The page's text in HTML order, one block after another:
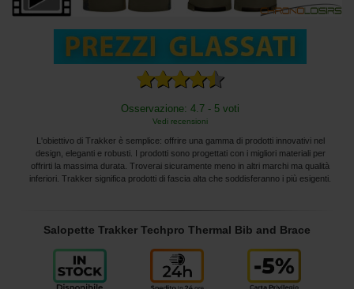
Osservazione: 4.7 - 5 voti
Vedi recensioni
L'obiettivo di Trakker è semplice: offrire una gamma di prodotti innovativi nel
design, eleganti e robusti. I prodotti sono progettati con i migliori materiali per
offrirti la massima durata. Troverai sicuramente meno in altri marchi ma qualità
inferiori. Trakker significa prodotti di fascia alta che soddisferanno i più esigenti.
Salopette Trakker Techpro Thermal Bib and Brace